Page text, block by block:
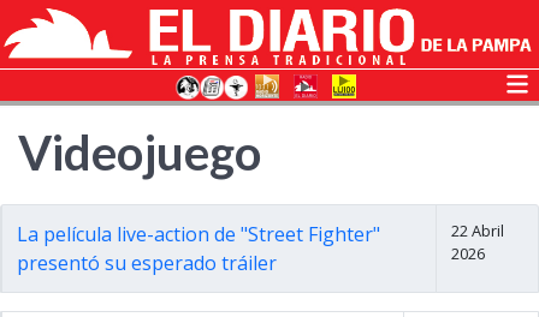
Videojuego
La película live-action de "Street Fighter"
presentó su esperado tráiler
22 Abril
2026